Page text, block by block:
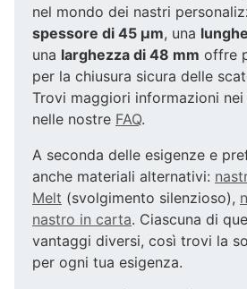
nel mondo dei nastri
spessore di 45 µm, una
una larghezza di 48 mm offre
per la chiusura sicura delle
Trovi maggiori informazioni
nelle nostre FAQ.
A seconda delle esigenze e
anche materiali alternativi:
Melt (svolgimento silenzioso),
nastro in carta. Ciascuna di
vantaggi diversi, così trovi la
per ogni tua esigenza.